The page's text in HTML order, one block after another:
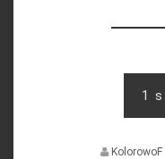
1
KolorowoF